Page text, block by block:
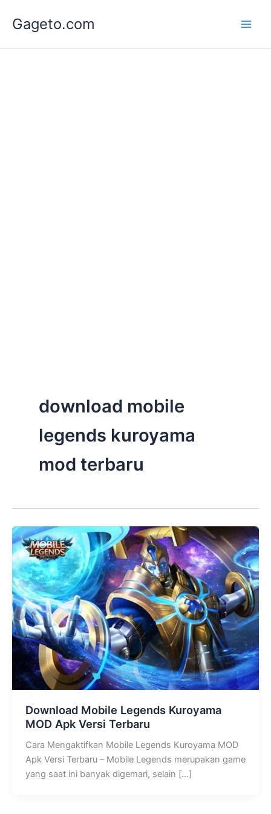
Gageto.com
download mobile
legends kuroyama
mod terbaru
Download Mobile Legends Kuroyama
MOD Apk Versi Terbaru
Cara Mengaktifkan Mobile Legends Kuroyama MOD
Apk Versi Terbaru – Mobile Legends merupakan game
yang saat ini banyak digemari, selain […]